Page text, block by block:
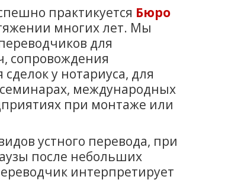
практикуется Бюро
многих лет. Мы
для
сопровождения
у нотариуса, для
международных
при монтаже или
устного перевода, при
после небольших
интерпретирует